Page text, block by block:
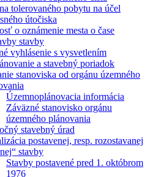
tolerovaného pobytu na účel
útočiska
o oznámenie mesta o čase
stavby
vyhlásenie s vysvetlením
a stavebný poriadok
stanoviska od orgánu územného
Územnoplánovacia informácia
Záväzné stanovisko orgánu
územného plánovania
stavebný úrad
postavenej, resp. rozostavanej
stavby
Stavby postavené pred 1. októbrom
1976